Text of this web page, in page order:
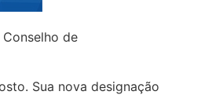
de
Sua nova designação